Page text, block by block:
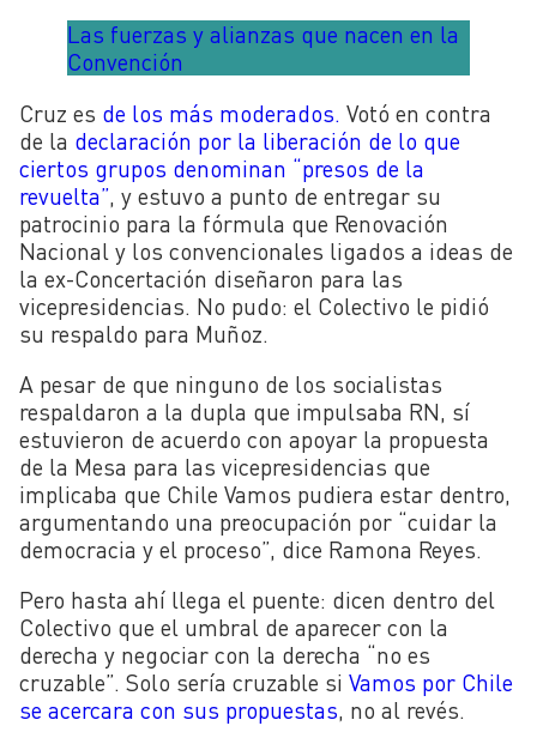
Las fuerzas y alianzas que nacen en la
Convención
Cruz es de los más moderados. Votó en contra
de la declaración por la liberación de lo que
ciertos grupos denominan “presos de la
revuelta” , y estuvo a punto de entregar su
patrocinio para la fórmula que Renovación
Nacional y los convencionales ligados a ideas de
la ex-Concertación diseñaron para las
vicepresidencias. No pudo: el Colectivo le pidió
su respaldo para Muñoz.
A pesar de que ninguno de los socialistas
respaldaron a la dupla que impulsaba RN, sí
estuvieron de acuerdo con apoyar la propuesta
de la Mesa para las vicepresidencias que
implicaba que Chile Vamos pudiera estar dentro,
argumentando una preocupación por “cuidar la
democracia y el proceso”, dice Ramona Reyes.
Pero hasta ahí llega el puente: dicen dentro del
Colectivo que el umbral de aparecer con la
derecha y negociar con la derecha “no es
cruzable”. Solo sería cruzable si Vamos por Chile
se acercara con sus propuestas, no al revés.